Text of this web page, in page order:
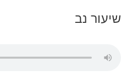
שיעור נב